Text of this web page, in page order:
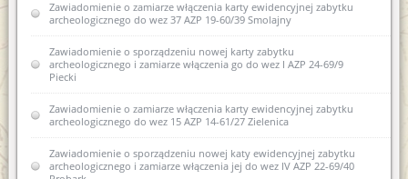
Zawiadomienie o zamiarze włączenia karty ewidencyjnej zabytku
archeologicznego do wez 37 AZP 19-60/39 Smolajny
Zawiadomienie o sporządzeniu nowej karty zabytku
archeologicznego i zamiarze włączenia go do wez I AZP 24-69/9
Piecki
Zawiadomienie o zamiarze włączenia karty ewidencyjnej zabytku
archeologicznego do wez 15 AZP 14-61/27 Zielenica
Zawiadomienie o sporządzeniu nowej katy ewidencyjnej zabytku
archeologicznego i zamiarze włączenia jej do wez IV AZP 22-69/40